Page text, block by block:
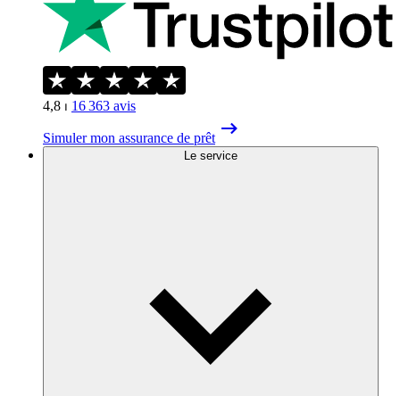
4,8 ⏐ 16 363 avis
Simuler mon assurance de prêt
Le service